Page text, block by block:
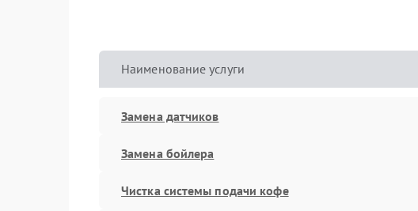
Наименование услуги
Замена датчиков
Замена бойлера
Чистка системы подачи кофе